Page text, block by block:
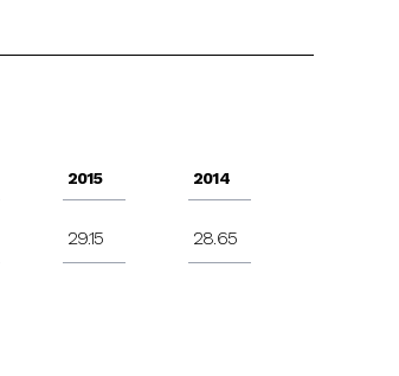
2015
29.15
2014
28.65